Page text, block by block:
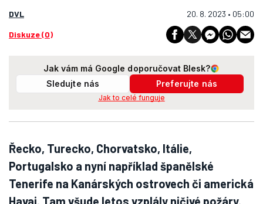
DVL 20. 8. 2023 • 05:00
Diskuze (0)
Jak vám má Google doporučovat Blesk?
Sledujte nás
Preferujte nás
Jak to celé funguje
Řecko, Turecko, Chorvatsko, Itálie,
Portugalsko a nyní například španělské
Tenerife na Kanárských ostrovech či americká
Havaj. Tam všude letos vzplály ničivé požáry.